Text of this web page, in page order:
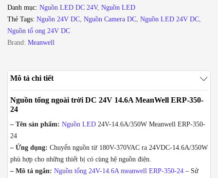
Danh mục: Nguồn LED DC 24V, Nguồn LED
Thẻ Tags: Nguồn 24V DC Nguồn Camera DC Nguồn LED 24V DC
Nguồn tổ ong 24V DC
Brand: Meanwell
Mô tả chi tiết
Nguồn tổng ngoài trời DC 24V 14.6A MeanWell ERP-350-
24
– Tên sản phẩm: Nguồn LED 24V-14.6A/350W Meanwell ERP-350-
24
– Ứng dụng: Chuyển nguồn từ 180V-370VAC ra 24VDC-14.6A/350W
phù hợp cho những thiết bị có cùng hệ nguồn điện.
– Mô tả ngắn: Nguồn tổng 24V-14.6A meanwell ERP-350-24 – Sử